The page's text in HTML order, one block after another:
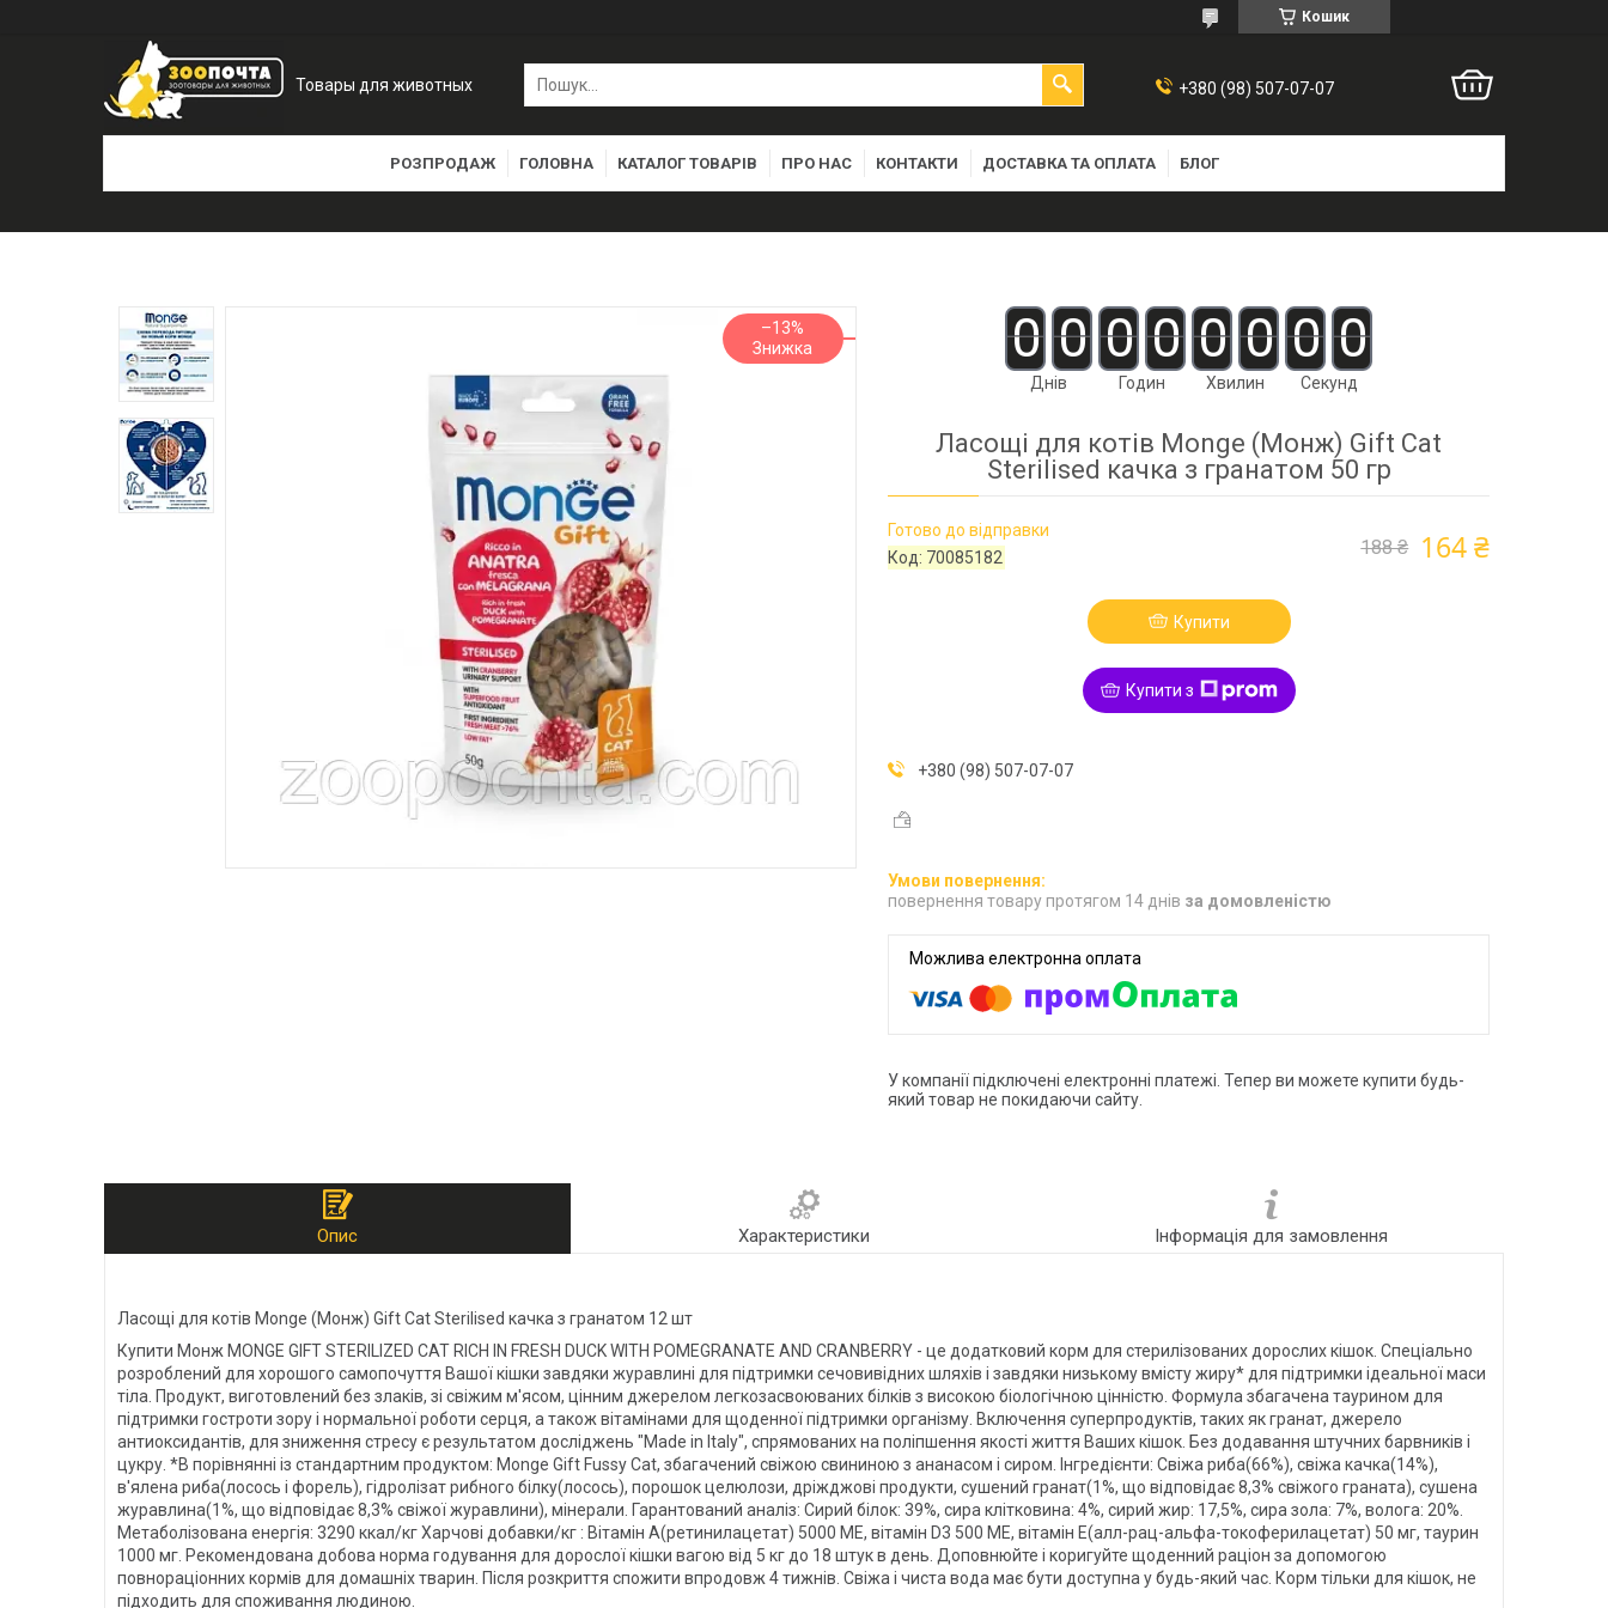
Кошик
Товары для животных +380 (98) 507-07-07
РОЗПРОДАЖ ГОЛОВНА КАТАЛОГ ТОВАРІВ ПРО НАС КОНТАКТИ ДОСТАВКА ТА ОПЛАТА БЛОГ
–13% 0 0
Днів
0 0
Годин
0 0
Хвилин
0 0
Секунд
Ласощі для котів Monge (Монж) Gift Cat
Sterilised качка з гранатом 50 гр
Готово до відправки
Код: 70085182 188 ₴ 164 ₴
Купити
Купити з
+380 (98) 507-07-07
повернення товару протягом 14 днів за домовленістю
У компанії підключені електронні платежі. Тепер ви можете купити будь-
який товар не покидаючи сайту.
Опис Характеристики Інформація для замовлення
Ласощі для котів Monge (Монж) Gift Cat Sterilised качка з гранатом 12 шт
Купити Монж MONGE GIFT STERILIZED CAT RICH IN FRESH DUCK WITH POMEGRANATE AND CRANBERRY - це додатковий корм для стерилізованих дорослих кішок. Спеціально
розроблений для хорошого самопочуття Вашої кішки завдяки журавлині для підтримки сечовивідних шляхів і завдяки низькому вмісту жиру* для підтримки ідеальної маси
тіла. Продукт, виготовлений без злаків, зі свіжим м′ясом, цінним джерелом легкозасвоюваних білків з високою біологічною цінністю. Формула збагачена таурином для
підтримки гостроти зору і нормальної роботи серця, а також вітамінами для щоденної підтримки організму. Включення суперпродуктів, таких як гранат, джерело
антиоксидантів, для зниження стресу є результатом досліджень ″Made in Italy″, спрямованих на поліпшення якості життя Ваших кішок. Без додавання штучних барвників і
цукру. *В порівнянні із стандартним продуктом: Monge Gift Fussy Cat, збагачений свіжою свининою з ананасом і сиром. Інгредієнти: Свіжа риба(66%), свіжа качка(14%),
в′ялена риба(лосось і форель), гідролізат рибного білку(лосось), порошок целюлози, дріжджові продукти, сушений гранат(1%, що відповідає 8,3% свіжого граната), сушена
журавлина(1%, що відповідає 8,3% свіжої журавлини), мінерали. Гарантований аналіз: Сирий білок: 39%, сира клітковина: 4%, сирий жир: 17,5%, сира зола: 7%, волога: 20%.
Метаболізована енергія: 3290 ккал/кг Харчові добавки/кг : Вітамін А(ретинилацетат) 5000 МЕ, вітамін D3 500 МЕ, вітамін Е(алл-рац-альфа-токоферилацетат) 50 мг, таурин
1000 мг. Рекомендована добова норма годування для дорослої кішки вагою від 5 кг до 18 штук в день. Доповнюйте і коригуйте щоденний раціон за допомогою
повнораціонних кормів для домашніх тварин. Після розкриття спожити впродовж 4 тижнів. Свіжа і чиста вода має бути доступна у будь-який час. Корм тільки для кішок, не
підходить для споживання людиною.